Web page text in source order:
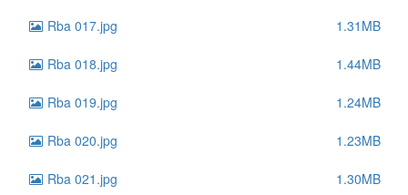
Rba 017.jpg 1.31MB
Rba 018.jpg 1.44MB
Rba 019.jpg 1.24MB
Rba 020.jpg 1.23MB
Rba 021.jpg 1.30MB